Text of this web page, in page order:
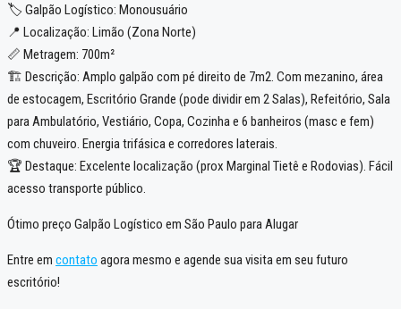
🏷️ Galpão Logístico: Monousuário
📍 Localização: Limão (Zona Norte)
📏 Metragem: 700m²
🏗️ Descrição: Amplo galpão com pé direito de 7m2. Com mezanino, área
de estocagem, Escritório Grande (pode dividir em 2 Salas), Refeitório, Sala
para Ambulatório, Vestiário, Copa, Cozinha e 6 banheiros (masc e fem)
com chuveiro. Energia trifásica e corredores laterais.
🏆 Destaque: Excelente localização (prox Marginal Tietê e Rodovias). Fácil
acesso transporte público.
Ótimo preço Galpão Logístico em São Paulo para Alugar
Entre em contato agora mesmo e agende sua visita em seu futuro
escritório!